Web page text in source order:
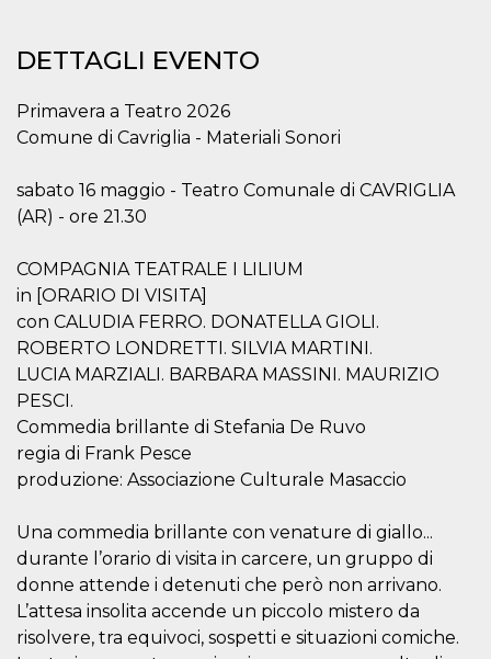
DETTAGLI EVENTO
Primavera a Teatro 2026
Comune di Cavriglia - Materiali Sonori
sabato 16 maggio - Teatro Comunale di CAVRIGLIA
(AR) - ore 21.30
COMPAGNIA TEATRALE I LILIUM
in [ORARIO DI VISITA]
con CALUDIA FERRO. DONATELLA GIOLI.
ROBERTO LONDRETTI. SILVIA MARTINI.
LUCIA MARZIALI. BARBARA MASSINI. MAURIZIO
PESCI.
Commedia brillante di Stefania De Ruvo
regia di Frank Pesce
produzione: Associazione Culturale Masaccio
Una commedia brillante con venature di giallo...
durante l’orario di visita in carcere, un gruppo di
donne attende i detenuti che però non arrivano.
L’attesa insolita accende un piccolo mistero da
risolvere, tra equivoci, sospetti e situazioni comiche.
generalmente
utilizzato per le
pagine più
veloci.
CookieScriptConsent
CookieScript
oooh.events
settimane
Script.com per
consenso sui
cookie dei
visitatori. È
necessario che il
banner dei
cookie di
Cookie-
Script.com
funzioni